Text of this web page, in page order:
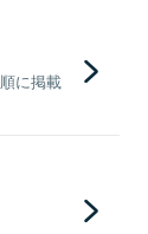
に掲載